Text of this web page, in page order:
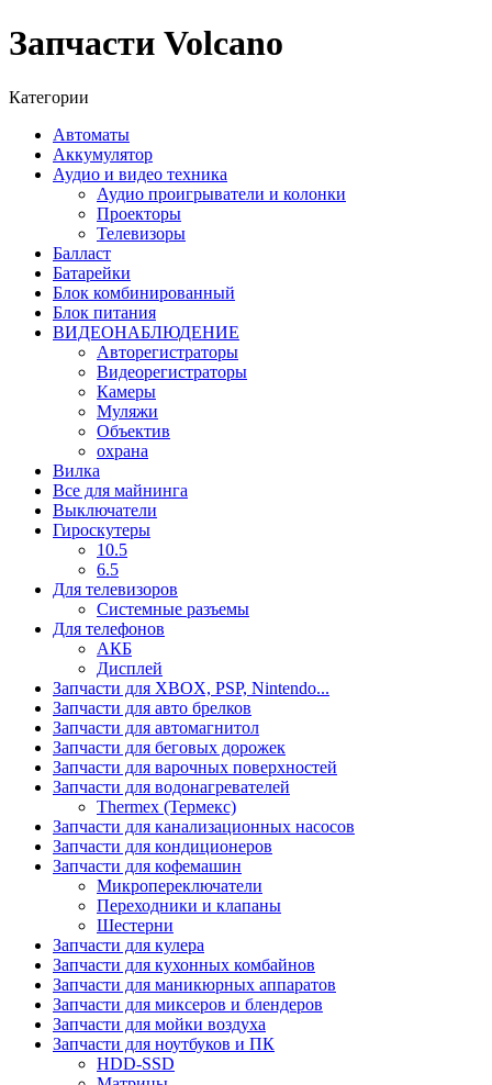
Запчасти Volcano
Категории
Автоматы
Аккумулятор
Аудио и видео техника
Аудио проигрыватели и колонки
Проекторы
Телевизоры
Балласт
Батарейки
Блок комбинированный
Блок питания
ВИДЕОНАБЛЮДЕНИЕ
Авторегистраторы
Видеорегистраторы
Камеры
Муляжи
Объектив
охрана
Вилка
Все для майнинга
Выключатели
Гироскутеры
10.5
6.5
Для телевизоров
Системные разъемы
Для телефонов
АКБ
Дисплей
Запчасти для XBOX, PSP, Nintendo...
Запчасти для авто брелков
Запчасти для автомагнитол
Запчасти для беговых дорожек
Запчасти для варочных поверхностей
Запчасти для водонагревателей
Thermex (Термекс)
Запчасти для канализационных насосов
Запчасти для кондиционеров
Запчасти для кофемашин
Микропереключатели
Переходники и клапаны
Шестерни
Запчасти для кулера
Запчасти для кухонных комбайнов
Запчасти для маникюрных аппаратов
Запчасти для миксеров и блендеров
Запчасти для мойки воздуха
Запчасти для ноутбуков и ПК
HDD-SSD